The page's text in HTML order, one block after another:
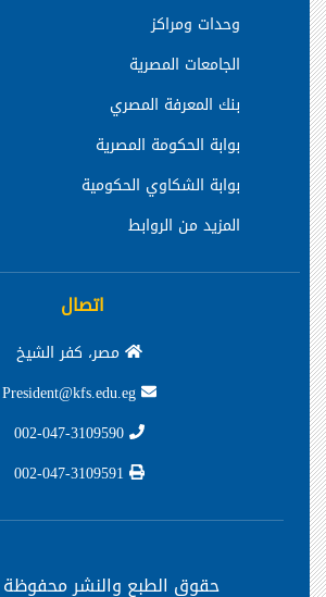
وحدات ومراكز
الجامعات المصرية
بنك المعرفة المصري
بوابة الحكومة المصرية
بوابة الشكاوي الحكومية
المزيد من الروابط
اتصال
مصر، كفر الشيخ
حقوق الطبع والنشر محفوظة